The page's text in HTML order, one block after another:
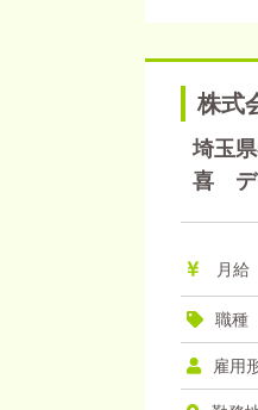
株式
埼玉
喜 デ
月給
職種
雇用